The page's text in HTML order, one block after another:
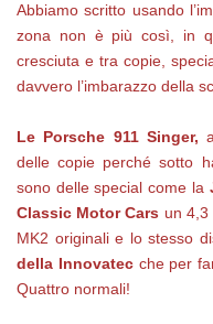
Abbiamo scritto usando
zona non è più così, in
cresciuta e tra copie,
davvero l’imbarazzo della
Le Porsche 911 Singer,
delle copie perché sotto
sono delle special come la
Classic Motor Cars un 4,3
MK2 originali e lo stesso
della Innovatecche per
Quattro normali!